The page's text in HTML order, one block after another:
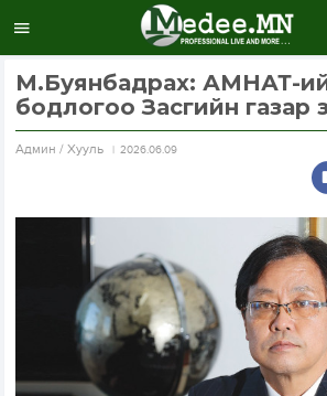
М.Буянбадрах: АМНАТ-
бодлогоо Засгийн газар
Aдмин / Хууль 2026.06.09